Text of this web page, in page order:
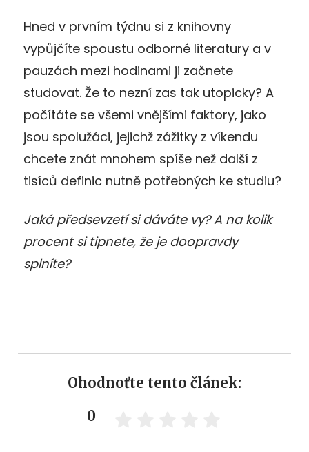
Hned v prvním týdnu si z knihovny
vypůjčíte spoustu odborné literatury a v
pauzách mezi hodinami ji začnete
studovat. Že to nezní zas tak utopicky? A
počítáte se všemi vnějšími faktory, jako
jsou spolužáci, jejichž zážitky z víkendu
chcete znát mnohem spíše než další z
tisíců definic nutně potřebných ke studiu?
Jaká předsevzetí si dáváte vy? A na kolik
procent si tipnete, že je doopravdy
splníte?
Ohodnoťte tento článek:
0